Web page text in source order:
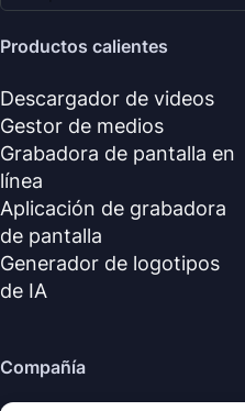
Productos calientes
Descargador de videos
Gestor de medios
Grabadora de pantalla en
línea
Aplicación de grabadora
de pantalla
Generador de logotipos
de IA
Compañía